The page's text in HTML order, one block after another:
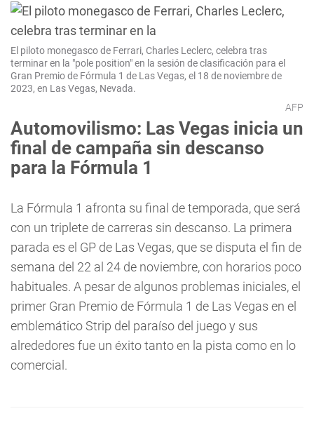
El piloto monegasco de Ferrari, Charles Leclerc, celebra tras
terminar en la "pole position" en la sesión de clasificación para el
Gran Premio de Fórmula 1 de Las Vegas, el 18 de noviembre de
2023, en Las Vegas, Nevada.
AFP
Automovilismo: Las Vegas inicia un
final de campaña sin descanso
para la Fórmula 1
La Fórmula 1 afronta su final de temporada, que será
con un triplete de carreras sin descanso. La primera
parada es el GP de Las Vegas, que se disputa el fin de
semana del 22 al 24 de noviembre, con horarios poco
habituales. A pesar de algunos problemas iniciales, el
primer Gran Premio de Fórmula 1 de Las Vegas en el
emblemático Strip del paraíso del juego y sus
alrededores fue un éxito tanto en la pista como en lo
comercial.